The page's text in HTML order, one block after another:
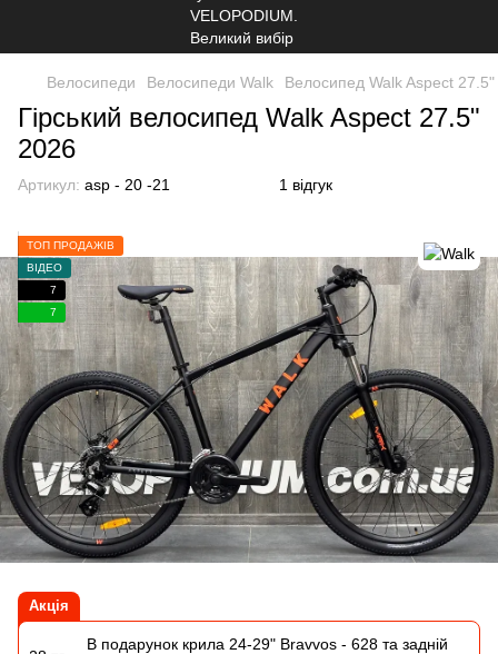
Велосипеди Велосипеди Walk Велосипед Walk Aspect
Гірський велосипед Walk Aspect 27.5"
2026
Артикул: asp - 20 -21 1 відгук
ТОП ПРОДАЖІВ
ВІДЕО
7
7
Акція
В подарунок крила 24-29" Bravvos - 628 та задній